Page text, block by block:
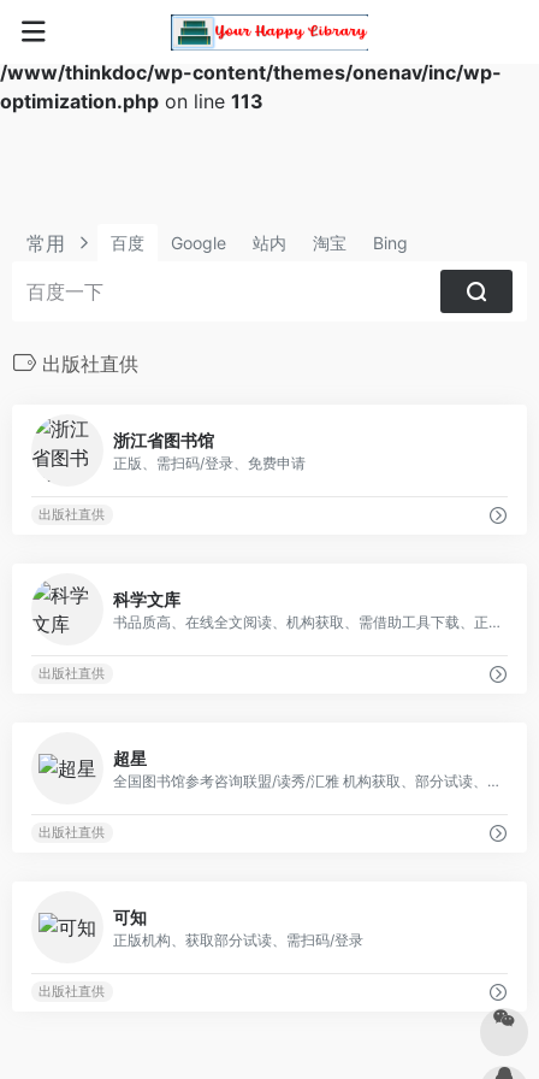
Warning
: Array to string conversion in
/www/thinkdoc/wp-content/themes/onenav/inc/wp-
optimization.php on line 113
常用 百度 Google 站内 淘宝 Bing
出版社直供
浙江省图书馆
正版、需扫码/登录、免费申请
出版社直供
科学文库
书品质高、在线全文阅读、机构获取、需借助工具下载、正版、需扫码/登录
出版社直供
超星
全国图书馆参考咨询联盟/读秀/汇雅 机构获取、部分试读、文献传递、需扫码/登录
出版社直供
可知
正版机构、获取部分试读、需扫码/登录
出版社直供